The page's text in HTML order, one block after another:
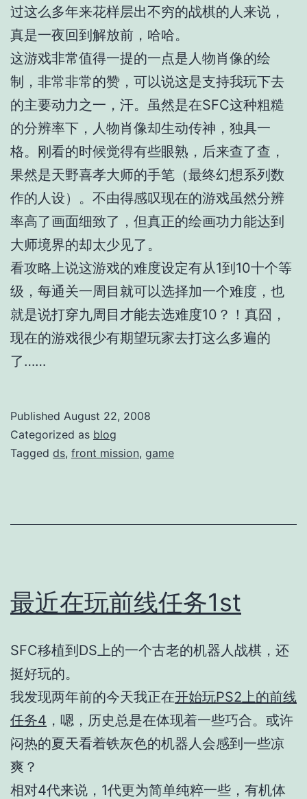
过这么多年来花样层出不穷的战棋的人来说，
真是一夜回到解放前，哈哈。
这游戏非常值得一提的一点是人物肖像的绘
制，非常非常的赞，可以说这是支持我玩下去
的主要动力之一，汗。虽然是在SFC这种粗糙
的分辨率下，人物肖像却生动传神，独具一
格。刚看的时候觉得有些眼熟，后来查了查，
果然是天野喜孝大师的手笔（最终幻想系列数
作的人设）。不由得感叹现在的游戏虽然分辨
率高了画面细致了，但真正的绘画功力能达到
大师境界的却太少见了。
看攻略上说这游戏的难度设定有从1到10十个等
级，每通关一周目就可以选择加一个难度，也
就是说打穿九周目才能去选难度10？！真囧，
现在的游戏很少有期望玩家去打这么多遍的
了……
Published August 22, 2008
Categorized as blog
Tagged ds, front mission, game
最近在玩前线任务1st
SFC移植到DS上的一个古老的机器人战棋，还
挺好玩的。
我发现两年前的今天我正在开始玩PS2上的前线
任务4 ，嗯，历史总是在体现着一些巧合。或许
闷热的夏天看着铁灰色的机器人会感到一些凉
爽？
相对4代来说，1代更为简单纯粹一些，有机体